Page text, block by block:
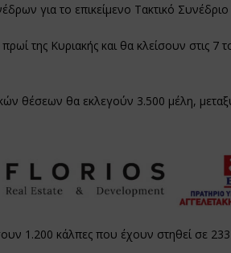
για το επικείμενο Τακτικό Συνέδριο
της Κυριακής και θα κλείσουν στις 7
θέσεων θα εκλεγούν 3.500 μέλη,
1.200 κάλπες που έχουν στηθεί σε 233